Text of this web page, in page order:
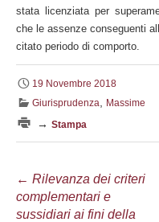
stata licenziata per
che le assenze conseguenti
citato periodo di comporto.
19 Novembre 2018
Giurisprudenza
Massime
→ Stampa
Navigazione
articolo
← Rilevanza dei criteri
complementari e
sussidiari ai fini della